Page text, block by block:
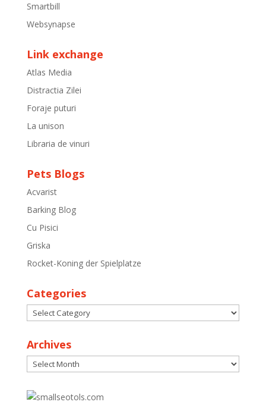
Smartbill
Websynapse
Link exchange
Atlas Media
Distractia Zilei
Foraje puturi
La unison
Libraria de vinuri
Pets Blogs
Acvarist
Barking Blog
Cu Pisici
Griska
Rocket-Koning der Spielplatze
Categories
Categories
Archives
Archives